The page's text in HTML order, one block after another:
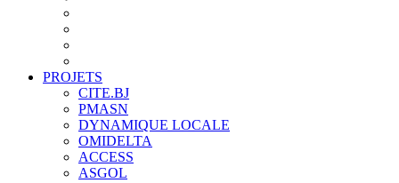
PROJETS
CITE.BJ
PMASN
DYNAMIQUE LOCALE
OMIDELTA
ACCESS
ASGOL